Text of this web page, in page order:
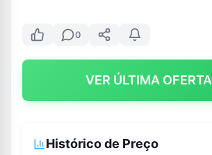
0
VER ÚLTIMA OFERTA
Histórico de Preço